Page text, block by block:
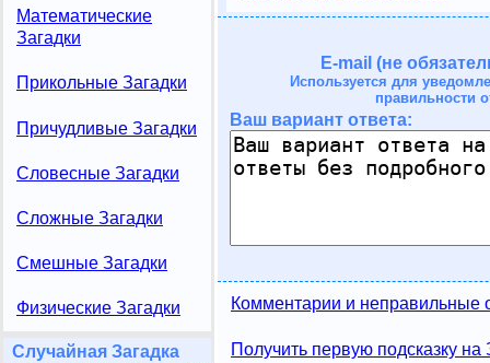
Математические
Загадки
Прикольные Загадки
Причудливые Загадки
Словесные Загадки
Сложные Загадки
Смешные Загадки
Физические Загадки
Случайная Загадка
E-mail (не
Используется для
правильности
Ваш вариант ответа:
Комментарии и неправильные
Получить первую подсказку на